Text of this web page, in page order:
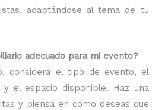
adaptándose al tema de tu
adecuado para mi evento?
considera el tipo de evento, el
y el espacio disponible. Haz una
y piensa en cómo deseas que